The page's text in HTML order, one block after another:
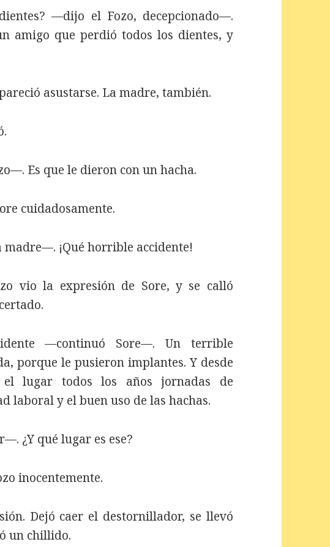
—dijo el Fozo, decepcionado—.
amigo que perdió todos los dientes, y
asustarse. La madre, también.
Es que le dieron con un hacha.
cuidadosamente.
¡Qué horrible accidente!
vio la expresión de Sore, y se calló
—continuó Sore—. Un terrible
porque le pusieron implantes. Y desde
el lugar todos los años jornadas de
laboral y el buen uso de las hachas.
¿Y qué lugar es ese?
inocentemente.
Dejó caer el destornillador, se llevó
un chillido.